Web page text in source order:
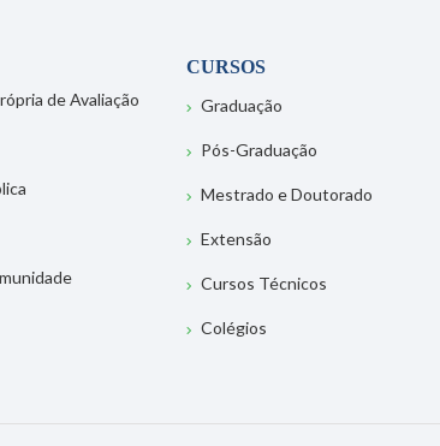
de Avaliação
CURSOS
Graduação
Pós-Graduação
Mestrado e Doutorado
Extensão
Cursos Técnicos
Colégios